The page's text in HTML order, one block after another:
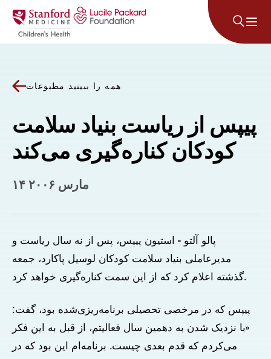
پرش به محتوا
همه را ببینید مطبوعات
پیپس از ریاست بنیاد سلامت
کودکان کناره‌گیری می‌کند
۱۴ مارس ۲۰۰۶
پالو آلتو - استیون پیپس، پس از نه سال ریاست و
مدیرعاملی بنیاد سلامت کودکان لوسیل پاکارد، جمعه
گذشته اعلام کرد که از این سمت کناره‌گیری خواهد کرد.
پیپس که در مرخصی تحصیلی برنامه‌ریزی‌شده بود، گفت:
«با نزدیک شدن به دهمین سال فعالیتم، از قبل به این فکر
می‌کردم که قدم بعدی چیست. برنامه‌ام این بود که در